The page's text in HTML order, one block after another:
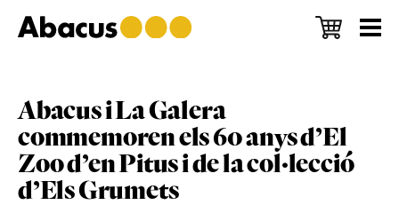
to
main
to
primary
to
footer
Abacus i La Galera
commemoren els 60 anys d’El
Zoo d’en Pitus i de la col·lecció
d’Els Grumets